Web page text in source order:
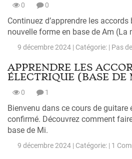
0 0
Continuez d’apprendre les accords
nouvelle forme en base de Am (La
9 décembre 2024 | Catégorie: | Pas
APPRENDRE LES
ÉLECTRIQUE (BASE DE
0 1
Bienvenu dans ce cours de guitare
confirmé. Découvrez comment
base de Mi.
9 décembre 2024 | Catégorie: | 1